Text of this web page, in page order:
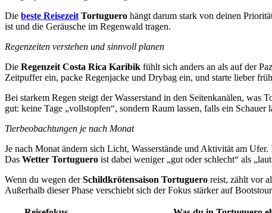
Die beste Reisezeit Tortuguero hängt darum stark von deinen
ist und die Geräusche im Regenwald tragen.
Regenzeiten verstehen und sinnvoll planen
Die Regenzeit Costa Rica Karibik fühlt sich anders an als auf der
Zeitpuffer ein, packe Regenjacke und Drybag ein, und starte lieber
Bei starkem Regen steigt der Wasserstand in den Seitenkanälen,
gut: keine Tage „vollstopfen“, sondern Raum lassen, falls ein Schauer
Tierbeobachtungen je nach Monat
Je nach Monat ändern sich Licht, Wasserstände und Aktivität am
Das Wetter Tortuguero ist dabei weniger „gut oder schlecht“ als
Wenn du wegen derSchildkrötensaison Tortuguero reist, zählt vor
Außerhalb dieser Phase verschiebt sich der Fokus stärker auf